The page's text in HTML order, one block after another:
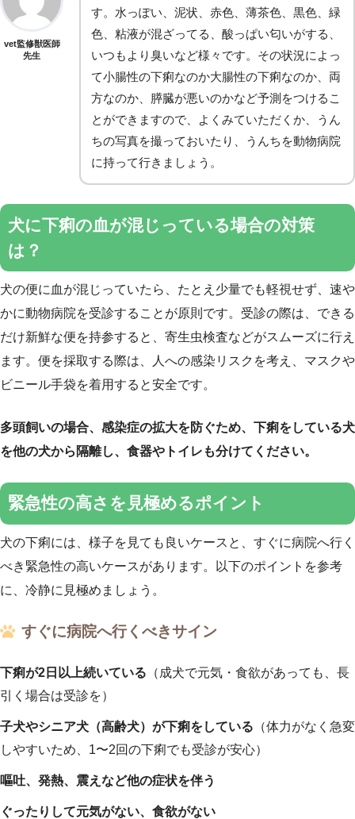
vet監修獣医師
先生
す。水っぽい、泥状、赤色、薄茶色、黒色、緑
色、粘液が混ざってる、酸っぱい匂いがする、
いつもより臭いなど様々です。その状況によっ
て小腸性の下痢なのか大腸性の下痢なのか、両
方なのか、膵臓が悪いのかなど予測をつけるこ
とができますので、よくみていただくか、うん
ちの写真を撮っておいたり、うんちを動物病院
に持って行きましょう。
犬に下痢の血が混じっている場合の対策
は？
犬の便に血が混じっていたら、たとえ少量でも軽視せず、速や
かに動物病院を受診することが原則です。受診の際は、できる
だけ新鮮な便を持参すると、寄生虫検査などがスムーズに行え
ます。便を採取する際は、人への感染リスクを考え、マスクや
ビニール手袋を着用すると安全です。
多頭飼いの場合、感染症の拡大を防ぐため、下痢をしている犬
を他の犬から隔離し、食器やトイレも分けてください。
緊急性の高さを見極めるポイント
犬の下痢には、様子を見ても良いケースと、すぐに病院へ行く
べき緊急性の高いケースがあります。以下のポイントを参考
に、冷静に見極めましょう。
すぐに病院へ行くべきサイン
下痢が2日以上続いている （成犬で元気・食欲があっても、長
引く場合は受診を）
子犬やシニア犬（高齢犬）が下痢をしている （体力がなく急変
しやすいため、1〜2回の下痢でも受診が安心）
嘔吐、発熱、震えなど他の症状を伴う
ぐったりして元気がない、食欲がない